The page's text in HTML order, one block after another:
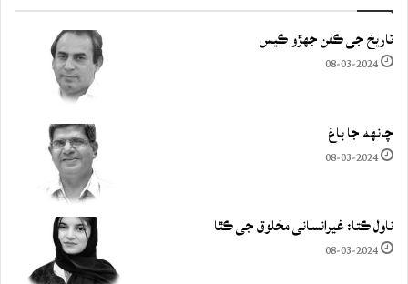
تاريخ جي ڪفن جھڙو ڪيس
08-03-2024
چانهه جا باغ
08-03-2024
ناول ڪتا: غيرانساني مخلوق جي ڪٿا
08-03-2024